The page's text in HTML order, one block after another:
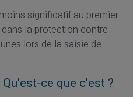
significatif au premier
la protection contre
lors de la saisie de
ce que c'est ?